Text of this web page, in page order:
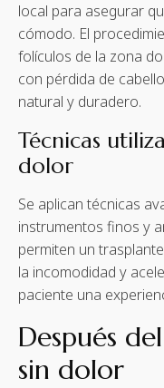
local para asegurar
cómodo. El
folículos de la zona
con pérdida de
natural y duradero.
Técnicas
dolor
Se aplican técnicas
instrumentos finos y
permiten un
la incomodidad y
paciente una
Después
sin dolor